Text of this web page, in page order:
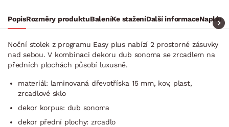
PopisRozměry produktuBaleníKe staženíDalší informace
Noční stolek z programu Easy plus nabízí 2 prostorné zásuvky
nad sebou. V kombinaci dekoru dub sonoma se zrcadlem na
předních plochách působí luxusně.
materiál: laminovaná dřevotříska 15 mm, kov, plast,
zrcadlové sklo
dekor korpus: dub sonoma
dekor přední plochy: zrcadlo